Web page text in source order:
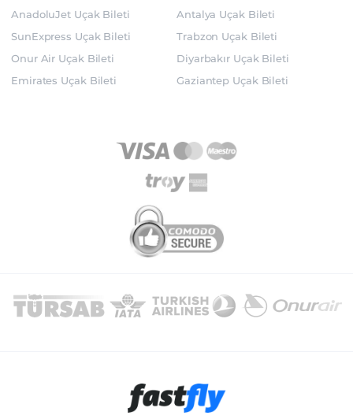
AnadoluJet Uçak Bileti
SunExpress Uçak Bileti
Onur Air Uçak Bileti
Emirates Uçak Bileti
Antalya Uçak Bileti
Trabzon Uçak Bileti
Diyarbakır Uçak Bileti
Gaziantep Uçak Bileti